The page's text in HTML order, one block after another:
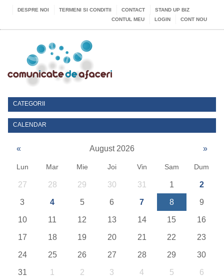
DESPRE NOI TERMENI SI CONDITII CONTACT
STAND UP BIZ
CONTUL MEU
LOGIN CONT NOU
CATEGORII
CALENDAR
« August 2026 »
Lun Mar Mie Joi Vin Sam Dum
27 28 29 30 31 1 2
3 4 5 6 7 8 9
10 11 12 13 14 15 16
17 18 19 20 21 22 23
24 25 26 27 28 29 30
31 1 2 3 4 5 6